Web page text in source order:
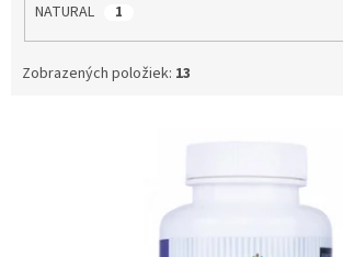
NATURAL 1
Zobrazených položiek: 13